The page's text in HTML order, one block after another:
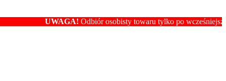
UWAGA!Odbiór osobisty towaru tylko po wcześniejszym